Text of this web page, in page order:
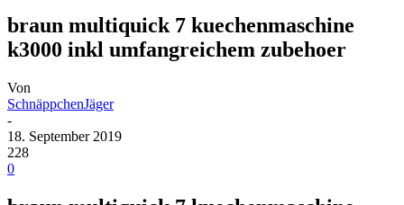
braun multiquick 7 kuechenmaschine
k3000 inkl umfangreichem zubehoer
Von
SchnäppchenJäger
-
18. September 2019
228
0